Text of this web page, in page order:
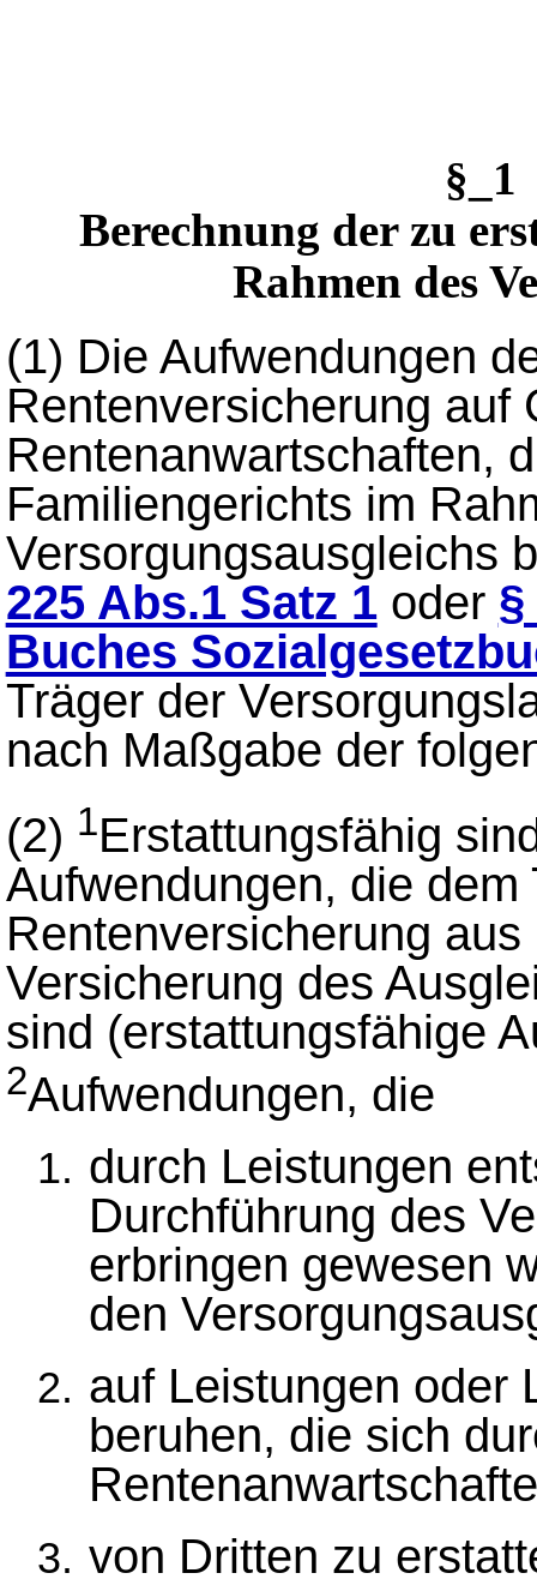
Berechnung der zu
Rahmen des
(1) Die Aufwendungen
Rentenversicherung auf
Rentenanwartschaften,
Familiengerichts im
Versorgungsausgleichs
225 Abs.1 Satz 1oder
Buches
Träger der
nach Maßgabe der
(2) 1Erstattungsfähig
Aufwendungen, die dem
Rentenversicherung
Versicherung des
sind (erstattungsfähige
2Aufwendungen, die
durch Leistungen
Durchführung des
erbringen gewesen
den
auf Leistungen oder
beruhen, die sich
von Dritten zu